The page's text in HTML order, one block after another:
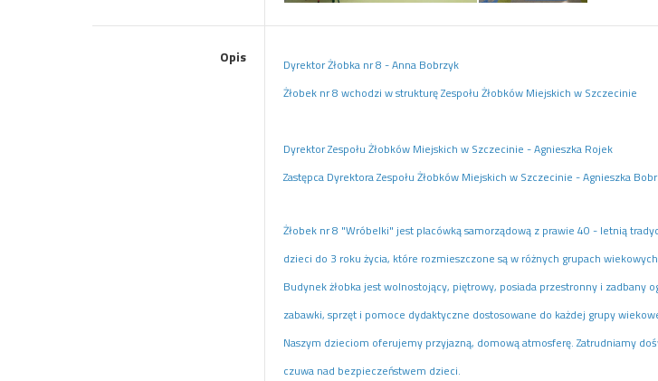
Opis
Dyrektor Żłobka nr 8 - Anna Bobrzyk
Żłobek nr 8 wchodzi w strukturę Zespołu Żłobków Miejskich w Szczecinie
Dyrektor Zespołu Żłobków Miejskich w Szczecinie - Agnieszka Rojek
Zastępca Dyrektora Zespołu Żłobków Miejskich w Szczecinie - Agnieszka
Żłobek nr 8 "Wróbelki" jest placówką samorządową z prawie 40 - letnią
dzieci do 3 roku życia, które rozmieszczone są w różnych grupach
Budynek żłobka jest wolnostojący, piętrowy, posiada przestronny i zadbany
zabawki, sprzęt i pomoce dydaktyczne dostosowane do każdej grupy
Naszym dzieciom oferujemy przyjazną, domową atmosferę. Zatrudniamy
czuwa nad bezpieczeństwem dzieci.